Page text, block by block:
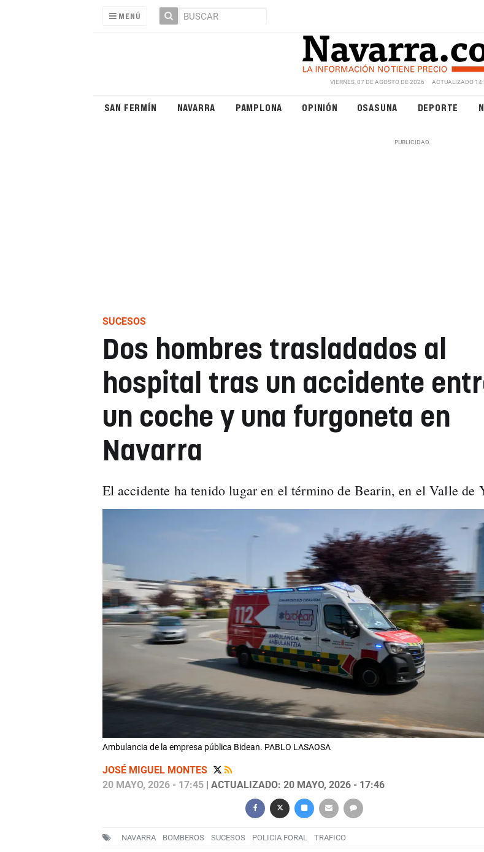
MENÚ
VIERNES, 07 DE AGOSTO DE 2026 ACTUALIZADO
SAN FERMÍN NAVARRA PAMPLONA OPINIÓN OSASUNA DEPORTE
SUCESOS
Dos hombres trasladados al
hospital tras un accidente
un coche y una furgoneta en
Navarra
El accidente ha tenido lugar en el término de Bearin, en el Valle de
Ambulancia de la empresa pública Bidean. PABLO LASAOSA
JOSÉ MIGUEL MONTES
20 MAYO, 2026 - 17:45| ACTUALIZADO: 20 MAYO, 2026 - 17:46
NAVARRA BOMBEROS SUCESOS POLICIA FORAL TRAFICO